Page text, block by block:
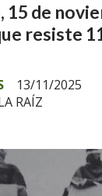
15 de
resiste
RAÍZ
13/11/2025